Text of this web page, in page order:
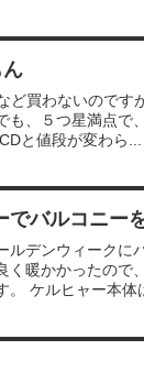
ど買わないのです
、５つ星満点で
と値段が変わら...
でバルコニー
ルデンウィークに
く暖かかったので
。 ケルヒャー本体